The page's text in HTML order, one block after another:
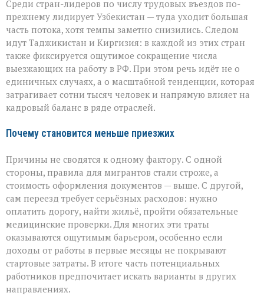
Среди стран-лидеров по числу трудовых въездов по-
прежнему лидирует Узбекистан — туда уходит большая
часть потока, хотя темпы заметно снизились. Следом
идут Таджикистан и Киргизия: в каждой из этих стран
также фиксируется ощутимое сокращение числа
выезжающих на работу в РФ. При этом речь идёт не о
единичных случаях, а о масштабной тенденции, которая
затрагивает сотни тысяч человек и напрямую влияет на
кадровый баланс в ряде отраслей.
Почему становится меньше приезжих
Причины не сводятся к одному фактору. С одной
стороны, правила для мигрантов стали строже, а
стоимость оформления документов — выше. С другой,
сам переезд требует серьёзных расходов: нужно
оплатить дорогу, найти жильё, пройти обязательные
медицинские проверки. Для многих эти траты
оказываются ощутимым барьером, особенно если
доходы от работы в первые месяцы не покрывают
стартовые затраты. В итоге часть потенциальных
работников предпочитает искать варианты в других
направлениях.